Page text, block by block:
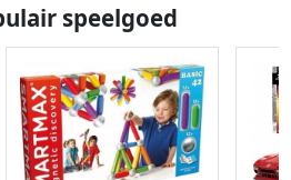
speelgoed